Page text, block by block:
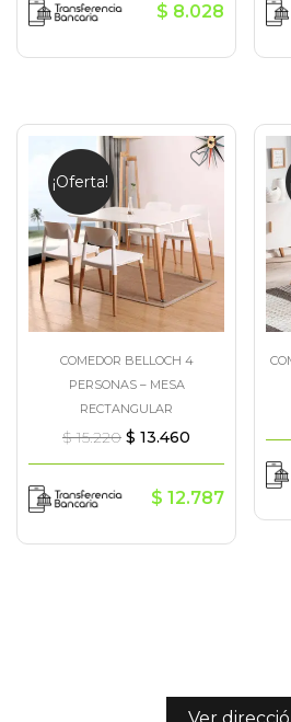
$ 8.028
¡Oferta!
COMEDOR BELLOCH 4
PERSONAS – MESA
RECTANGULAR
$15.220 $ 13.460
$ 12.787
Ver